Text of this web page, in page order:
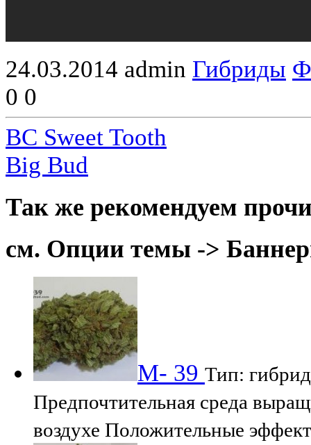
24.03.2014 admin Гибриды
0 0
BC Sweet Tooth
Big Bud
Так же рекомендуем
см. Опции темы ->
М- 39 Тип:
Предпочтительная среда
воздухе Положительные